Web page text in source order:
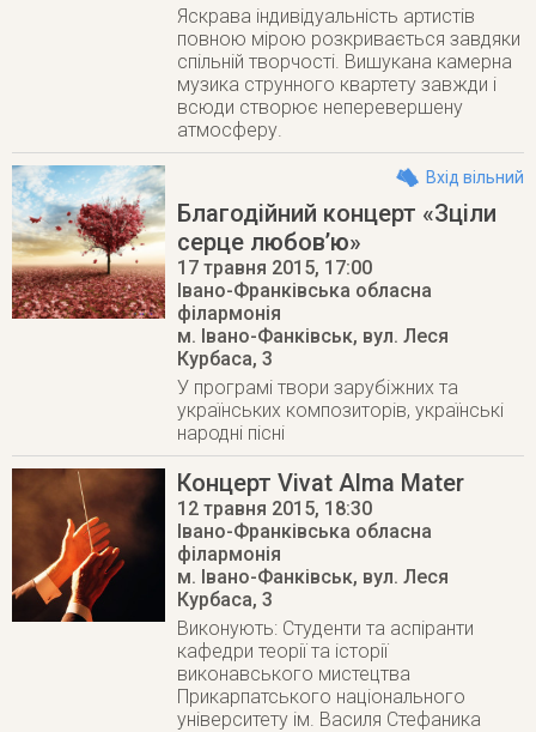
Яскрава індивідуальність артистів
повною мірою розкривається завдяки
спільній творчості. Вишукана камерна
музика струнного квартету завжди і
всюди створює неперевершену
атмосферу.
Вхід вільний
Благодійний концерт «Зціли
серце любов’ю»
17 травня 2015, 17:00
Івано-Франківська обласна
філармонія
м. Івано-Фанківськ, вул. Леся
Курбаса, 3
У програмі твори зарубіжних та
українських композиторів, українські
народні пісні
Концерт Vivat Alma Mater
12 травня 2015, 18:30
Івано-Франківська обласна
філармонія
м. Івано-Фанківськ, вул. Леся
Курбаса, 3
Виконують: Студенти та аспіранти
кафедри теорії та історії
виконавського мистецтва
Прикарпатського національного
університету ім. Василя Стефаника